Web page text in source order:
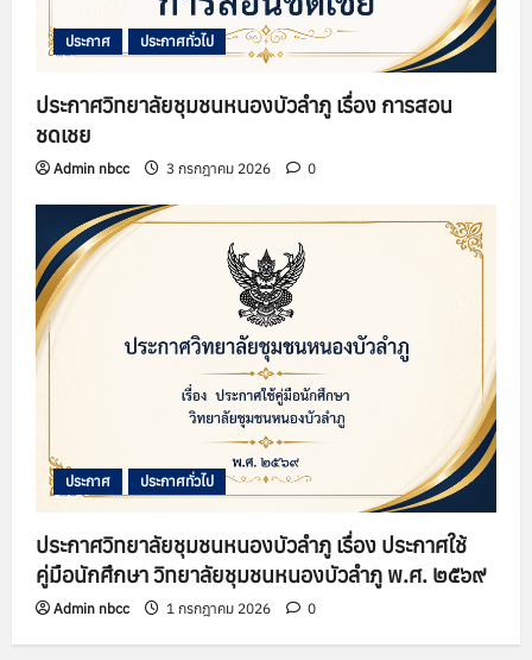
ประกาศ ประกาศทั่วไป
ประกาศวิทยาลัยชุมชนหนองบัวลำภู เรื่อง การสอน
ชดเชย
Admin nbcc 3 กรกฎาคม 2026 0
ประกาศ ประกาศทั่วไป
ประกาศวิทยาลัยชุมชนหนองบัวลำภู เรื่อง ประกาศใช้
คู่มือนักศึกษา วิทยาลัยชุมชนหนองบัวลำภู พ.ศ. ๒๕๖๙
Admin nbcc 1 กรกฎาคม 2026 0